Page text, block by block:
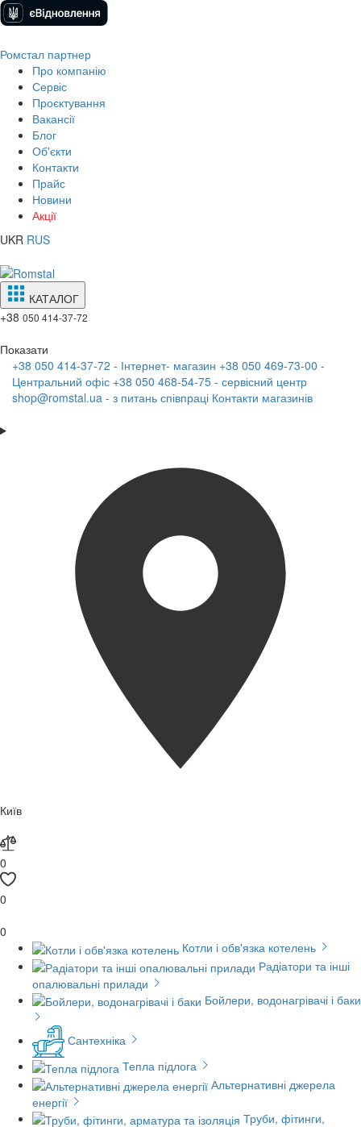
Ромстал партнер
Про компанію
Сервіс
Проєктування
Вакансії
Блог
Об'єкти
Контакти
Прайс
Новини
Акції
UKR RUS
КАТАЛОГ
+38 050 414-37-72
Показати
+38 050 414-37-72 - Інтернет- магазин +38 050 469-73-00 -
Центральний офіс +38 050 468-54-75 - сервісний центр
shop@romstal.ua - з питань співпраці Контакти магазинів
Київ
0
0
0
Котли і обв'язка котелень
Радіатори та інші
опалювальні прилади
Бойлери, водонагрівачі і баки
Сантехніка
Тепла підлога
Альтернативні джерела
енергії
Труби, фітинги,